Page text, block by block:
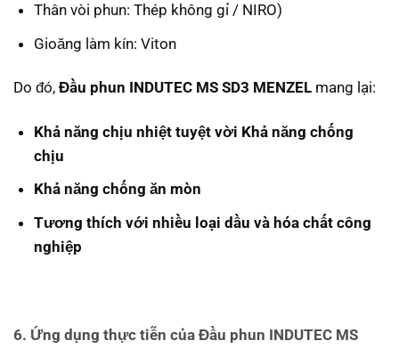
Thân vòi phun: Thép không gỉ / NIRO)
Gioăng làm kín: Viton
Do đó, Đầu phun INDUTEC MS SD3 MENZEL mang lại:
Khả năng chịu nhiệt tuyệt vời Khả năng chống
chịu
Khả năng chống ăn mòn
Tương thích với nhiều loại dầu và hóa chất công
nghiệp
6. Ứng dụng thực tiễn của Đầu phun INDUTEC MS